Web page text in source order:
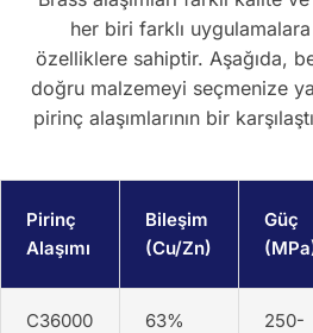
her biri farklı
özelliklere sahiptir. Aşağıda,
doğru malzemeyi seçmenize
pirinç alaşımlarının bir
Pirinç
Alaşımı
Bileşim
(Cu/Zn)
Güç
C36000
63%
250-